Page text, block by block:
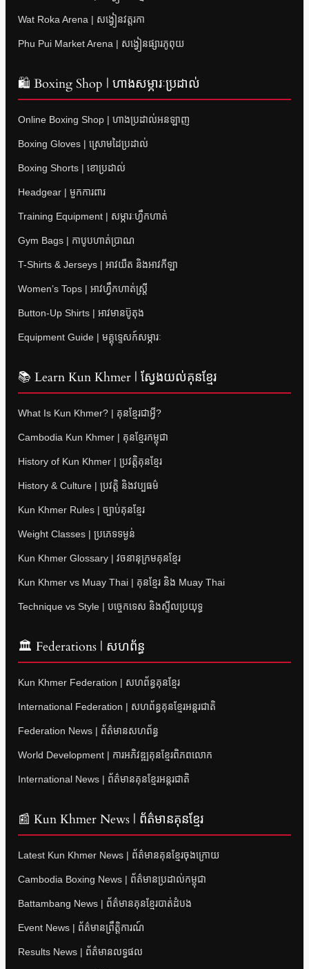
Wat Roka Arena | សង្វៀនវត្តរកា
Phu Pui Market Arena | សង្វៀនផ្សារភូពុយ
🛍 Boxing Shop | ហាងសម្ភារៈប្រដាល់
Online Boxing Shop | ហាងប្រដាល់អនឡាញ
Boxing Gloves | ស្រោមដៃប្រដាល់
Boxing Shorts | ខោប្រដាល់
Headgear | មួកការពារ
Training Equipment | សម្ភារៈហ្វឹកហាត់
Gym Bags | កាបូបហាត់ប្រាណ
T-Shirts & Jerseys | អាវយឺត និងអាវកីឡា
Women’s Tops | អាវហ្វឹកហាត់ស្ត្រី
Button-Up Shirts | អាវមានប៊ូតុង
Equipment Guide | មគ្គុទ្ទេសក៍សម្ភារៈ
📚 Learn Kun Khmer | ស្វែងយល់គុនខ្មែរ
What Is Kun Khmer? | គុនខ្មែរជាអ្វី?
Cambodia Kun Khmer | គុនខ្មែរកម្ពុជា
History of Kun Khmer | ប្រវត្តិគុនខ្មែរ
History & Culture | ប្រវត្តិ និងវប្បធម៌
Kun Khmer Rules | ច្បាប់គុនខ្មែរ
Weight Classes | ប្រភេទទម្ងន់
Kun Khmer Glossary | វចនានុក្រមគុនខ្មែរ
Kun Khmer vs Muay Thai | គុនខ្មែរ និង Muay Thai
Technique vs Style | បច្ចេកទេស និងស្ទីលប្រយុទ្ធ
🏛 Federations | សហព័ន្ធ
Kun Khmer Federation | សហព័ន្ធគុនខ្មែរ
International Federation | សហព័ន្ធគុនខ្មែរអន្តរជាតិ
Federation News | ព័ត៌មានសហព័ន្ធ
World Development | ការអភិវឌ្ឍគុនខ្មែរពិភពលោក
International News | ព័ត៌មានគុនខ្មែរអន្តរជាតិ
📰 Kun Khmer News | ព័ត៌មានគុនខ្មែរ
Latest Kun Khmer News | ព័ត៌មានគុនខ្មែរចុងក្រោយ
Cambodia Boxing News | ព័ត៌មានប្រដាល់កម្ពុជា
Battambang News | ព័ត៌មានគុនខ្មែរបាត់ដំបង
Event News | ព័ត៌មានព្រឹត្តិការណ៍
Results News | ព័ត៌មានលទ្ធផល